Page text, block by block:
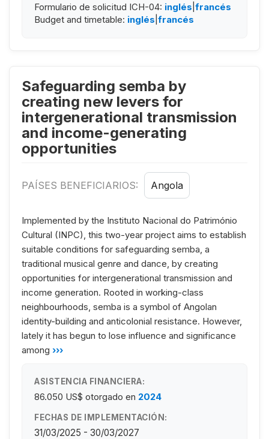
Formulario de solicitud ICH-04: inglés francés
Budget and timetable: inglés francés
Safeguarding semba by
creating new levers for
intergenerational transmission
and income-generating
opportunities
PAÍSES BENEFICIARIOS: Angola
Implemented by the Instituto Nacional do Património
Cultural (INPC), this two-year project aims to establish
suitable conditions for safeguarding semba, a
traditional musical genre and dance, by creating
opportunities for intergenerational transmission and
income generation. Rooted in working-class
neighbourhoods, semba is a symbol of Angolan
identity-building and anticolonial resistance. However,
lately it has begun to lose influence and significance
among ›››
ASISTENCIA FINANCIERA:
86.050 US$ otorgado en 2024
FECHAS DE IMPLEMENTACIÓN:
31/03/2025 - 30/03/2027